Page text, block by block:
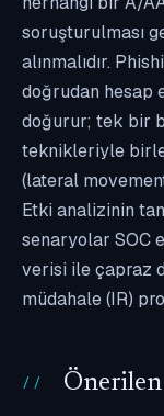
soruşturulması
alınmalıdır.
doğrudan hesap
doğurur; tek bir
teknikleriyle
(lateral
Etki analizinin
senaryolar SOC
verisi ile çapraz
müdahale (IR)